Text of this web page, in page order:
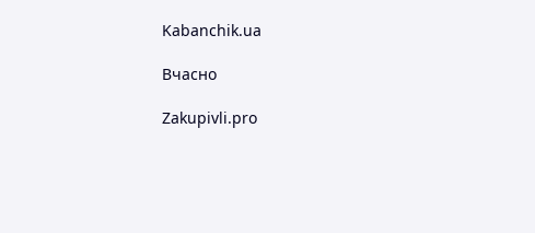
Kabanchik.ua
Вчасно
Zakupivli.pro